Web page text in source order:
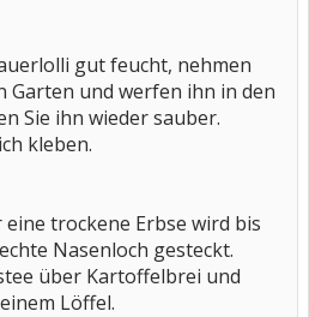
gut feucht, nehmen
Garten und werfen ihn in den
Sie ihn wieder sauber.
kleben.
trockene Erbse wird bis
Nasenloch gesteckt.
über Kartoffelbrei und
Löffel.